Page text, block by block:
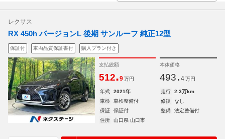
レクサス
RX 450h バージョンL 後期 サンルーフ 純正12型
保証付 車両品質保証書付 購入プラン付き
支払総額
512.9 万円
本体価格
493. 4 万円
年式 2021年 走行
2.3万km
車検
車検整備付 修復
なし
保証
保証付 整備
法定整備付
住所
山口県 山口市